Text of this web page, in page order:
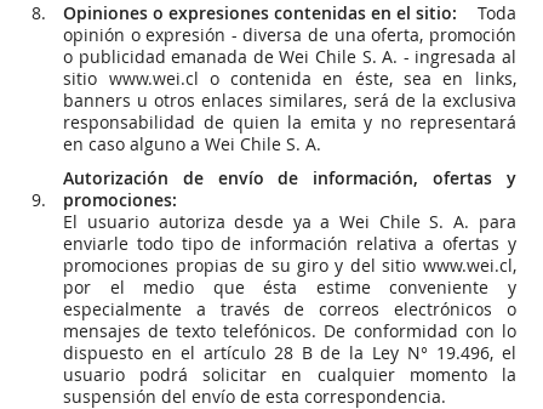
Opiniones o expresiones contenidas en el sitio: Toda
opinión o expresión - diversa de una oferta, promoción
o publicidad emanada de Wei Chile S. A. - ingresada al
sitio www.wei.cl o contenida en éste, sea en links,
banners u otros enlaces similares, será de la exclusiva
responsabilidad de quien la emita y no representará
en caso alguno a Wei Chile S. A.
Autorización de envío de información, ofertas y
promociones:
El usuario autoriza desde ya a Wei Chile S. A. para
enviarle todo tipo de información relativa a ofertas y
promociones propias de su giro y del sitio www.wei.cl,
por el medio que ésta estime conveniente y
especialmente a través de correos electrónicos o
mensajes de texto telefónicos. De conformidad con lo
dispuesto en el artículo 28 B de la Ley N° 19.496, el
usuario podrá solicitar en cualquier momento la
suspensión del envío de esta correspondencia.